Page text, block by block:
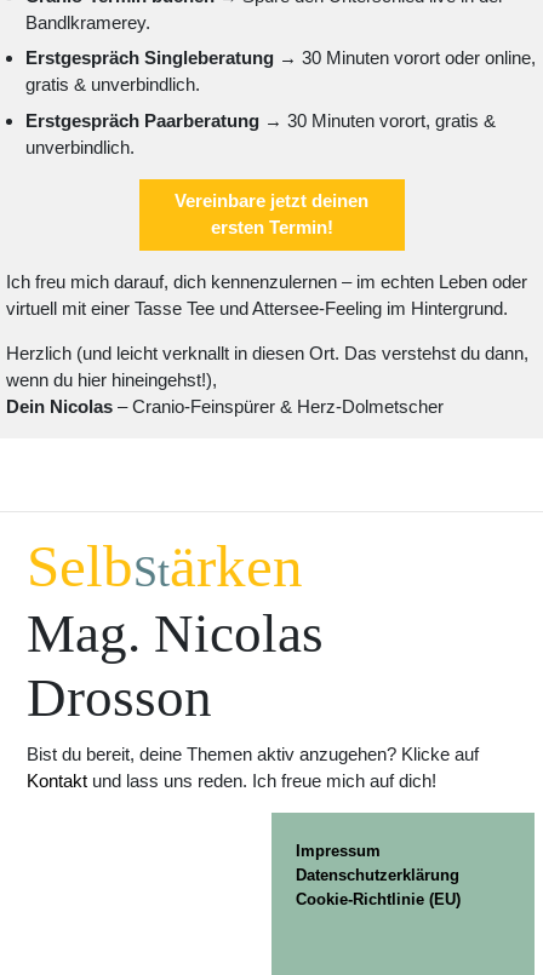
Bandlkramerey.
Erstgespräch Singleberatung → 30 Minuten vorort oder online,
gratis & unverbindlich.
Erstgespräch Paarberatung → 30 Minuten vorort, gratis &
unverbindlich.
Vereinbare jetzt deinen
ersten Termin!
Ich freu mich darauf, dich kennenzulernen – im echten Leben oder
virtuell mit einer Tasse Tee und Attersee-Feeling im Hintergrund.
Herzlich (und leicht verknallt in diesen Ort. Das verstehst du dann,
wenn du hier hineingehst!),
Dein Nicolas – Cranio-Feinspürer & Herz-Dolmetscher
SelbStärken
Mag. Nicolas
Drosson
Bist du bereit, deine Themen aktiv anzugehen? Klicke auf
Kontaktund lass uns reden. Ich freue mich auf dich!
Impressum
Datenschutzerklärung
Cookie-Richtlinie (EU)